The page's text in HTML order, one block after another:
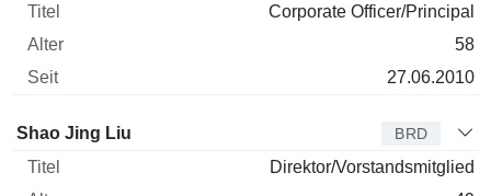
Corporate Officer/Principal
58
27.06.2010
Verwaltungsratsmitglied
Shao Jing Liu BRD
Direktor/Vorstandsmitglied